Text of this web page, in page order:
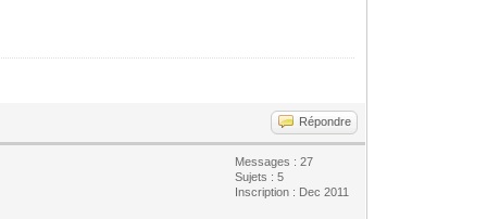
Répondre
Messages : 27
Sujets : 5
Inscription : Dec 2011